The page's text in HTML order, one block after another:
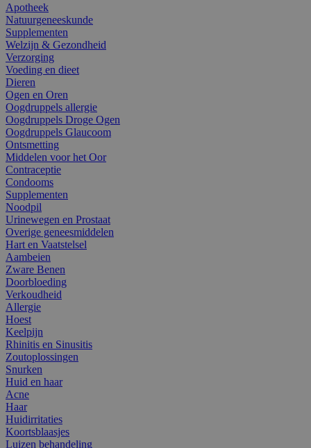
Apotheek
Natuurgeneeskunde
Supplementen
Welzijn & Gezondheid
Verzorging
Voeding en dieet
Dieren
Ogen en Oren
Oogdruppels allergie
Oogdruppels Droge Ogen
Oogdruppels Glaucoom
Ontsmetting
Middelen voor het Oor
Contraceptie
Condooms
Supplementen
Noodpil
Urinewegen en Prostaat
Overige geneesmiddelen
Hart en Vaatstelsel
Aambeien
Zware Benen
Doorbloeding
Verkoudheid
Allergie
Hoest
Keelpijn
Rhinitis en Sinusitis
Zoutoplossingen
Snurken
Huid en haar
Acne
Haar
Huidirritaties
Koortsblaasjes
Luizen behandeling